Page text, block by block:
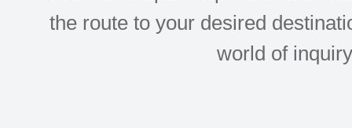
the route to your desired
world of